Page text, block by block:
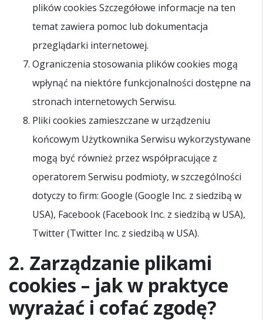
plików cookies Szczegółowe informacje na ten
temat zawiera pomoc lub dokumentacja
przeglądarki internetowej.
Ograniczenia stosowania plików cookies mogą
wpłynąć na niektóre funkcjonalności dostępne na
stronach internetowych Serwisu.
Pliki cookies zamieszczane w urządzeniu
końcowym Użytkownika Serwisu wykorzystywane
mogą być również przez współpracujące z
operatorem Serwisu podmioty, w szczególności
dotyczy to firm: Google (Google Inc. z siedzibą w
USA), Facebook (Facebook Inc. z siedzibą w USA),
Twitter (Twitter Inc. z siedzibą w USA).
2. Zarządzanie plikami
cookies – jak w praktyce
wyrażać i cofać zgodę?